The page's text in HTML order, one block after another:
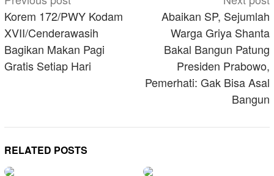
navigation
Korem 172/PWY Kodam
XVII/Cenderawasih
Bagikan Makan Pagi
Gratis Setiap Hari
Abaikan SP, Sejumlah
Warga Griya Shanta
Bakal Bangun Patung
Presiden Prabowo,
Pemerhati: Gak Bisa Asal
Bangun
RELATED POSTS